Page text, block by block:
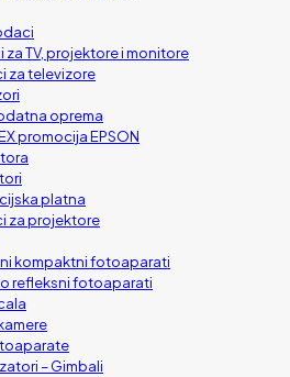
za TV, projektore i monitore
za televizore
oprema
promocija EPSON
platna
za projektore
kompaktni fotoaparati
refleksni fotoaparati
– Gimbali